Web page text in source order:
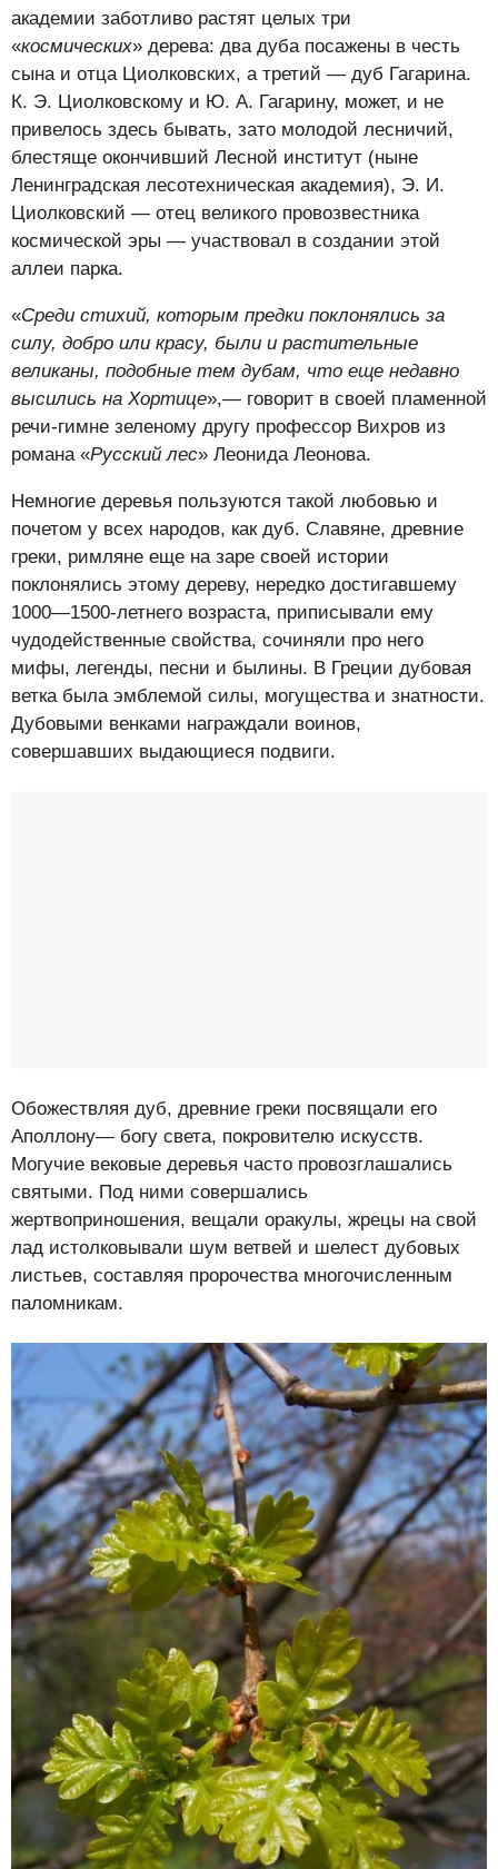
академии заботливо растят целых три
«космических» дерева: два дуба посажены в честь
сына и отца Циолковских, а третий — дуб Гагарина.
К. Э. Циолковскому и Ю. А. Гагарину, может, и не
привелось здесь бывать, зато молодой лесничий,
блестяще окончивший Лесной институт (ныне
Ленинградская лесотехническая академия), Э. И.
Циолковский — отец великого провозвестника
космической эры — участвовал в создании этой
аллеи парка.
«Среди стихий, которым предки поклонялись за
силу, добро или красу, были и растительные
великаны, подобные тем дубам, что еще недавно
высились на Хортице»,— говорит в своей пламенной
речи-гимне зеленому другу профессор Вихров из
романа «Русский лес» Леонида Леонова.
Немногие деревья пользуются такой любовью и
почетом у всех народов, как дуб. Славяне, древние
греки, римляне еще на заре своей истории
поклонялись этому дереву, нередко достигавшему
1000—1500-летнего возраста, приписывали ему
чудодейственные свойства, сочиняли про него
мифы, легенды, песни и былины. В Греции дубовая
ветка была эмблемой силы, могущества и знатности.
Дубовыми венками награждали воинов,
совершавших выдающиеся подвиги.
Обожествляя дуб, древние греки посвящали его
Аполлону— богу света, покровителю искусств.
Могучие вековые деревья часто провозглашались
святыми. Под ними совершались
жертвоприношения, вещали оракулы, жрецы на свой
лад истолковывали шум ветвей и шелест дубовых
листьев, составляя пророчества многочисленным
паломникам.